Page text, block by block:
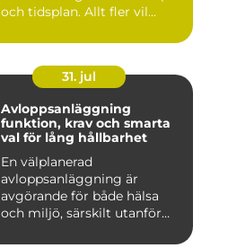
och tidsplan. Allt fler vil...
31. jul
Avloppsanläggning
funktion, krav och smarta
val för lång hållbarhet
En välplanerad
avloppsanläggning är
avgörande för både hälsa
och miljö, särskilt utanför